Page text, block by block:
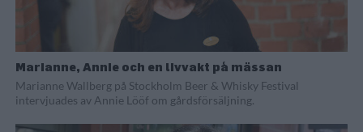
Marianne, Annie och en livvakt på mässan
Marianne Wallberg på Stockholm Beer & Whisky Festival
intervjuades av Annie Lööf om gårdsförsäljning.